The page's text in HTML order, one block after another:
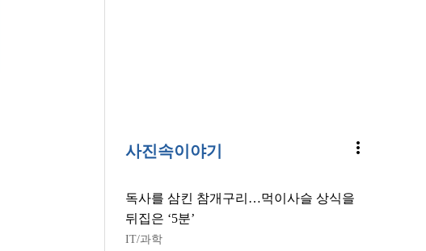
사진속이야기 more_vert
독사를 삼킨 참개구리…먹이사슬 상식을
뒤집은 ‘5분’
IT/과학